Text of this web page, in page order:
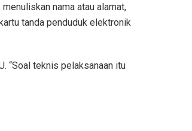
nama atau alamat,
tanda penduduk elektronik
“Soal teknis pelaksanaan itu